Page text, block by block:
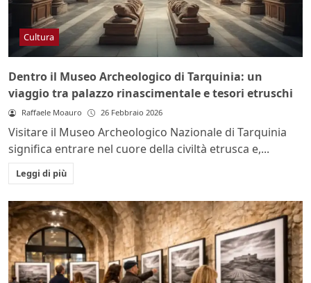
Cultura
Dentro il Museo Archeologico di Tarquinia: un
viaggio tra palazzo rinascimentale e tesori etruschi
Raffaele Moauro 26 Febbraio 2026
Visitare il Museo Archeologico Nazionale di Tarquinia
significa entrare nel cuore della civiltà etrusca e,...
Leggi di più